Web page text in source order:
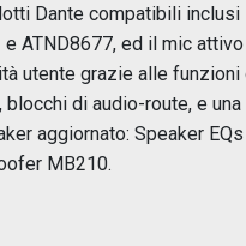
Dante compatibili
ATND8677, ed il mic
utente grazie alle
di audio-route, e
aggiornato: Speaker
MB210.